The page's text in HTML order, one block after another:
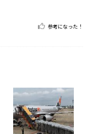
参考になった！